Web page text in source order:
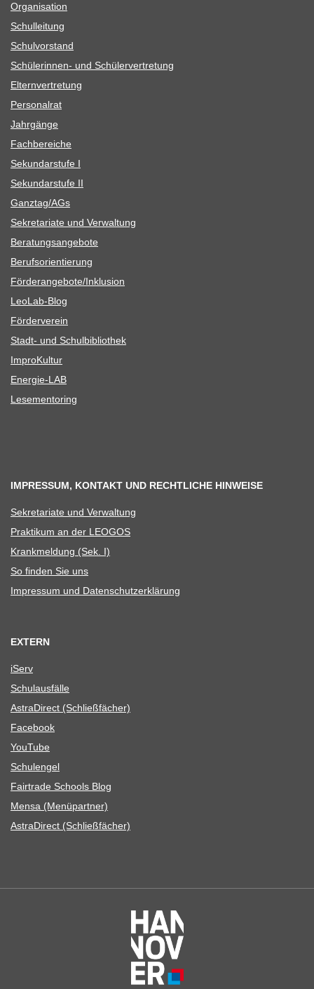
Orga­ni­sa­tion
Schul­lei­tung
Schul­vor­stand
Schü­le­rin­nen- und Schülervertretung
Eltern­ver­tre­tung
Per­so­nal­rat
Jahr­gänge
Fach­be­rei­che
Sekun­dar­stufe I
Sekun­dar­stufe II
Ganztag/​​AGs
Sekre­ta­riate und Verwaltung
Bera­tungs­an­ge­bote
Berufs­ori­en­tie­rung
Förderangebote/​​Inklusion
Leo­Lab-Blog
För­der­ver­ein
Stadt- und Schulbibliothek
Impro­Kul­tur
Ener­­gie-LAB
Lese­men­to­ring
IMPRESSUM, KONTAKT UND RECHTLICHE HINWEISE
Sekre­ta­riate und Verwaltung
Prak­ti­kum an der LEOGOS
Krank­mel­dung (Sek. I)
So fin­den Sie uns
Impres­sum und Datenschutzerklärung
EXTERN
iServ
Schul­aus­fälle
Astra­Di­rect (Schließ­fä­cher)
Face­book
You­Tube
Schul­en­gel
Fair­trade Schools Blog
Mensa (Menü­part­ner)
Astra­Di­rect (Schließ­fä­cher)